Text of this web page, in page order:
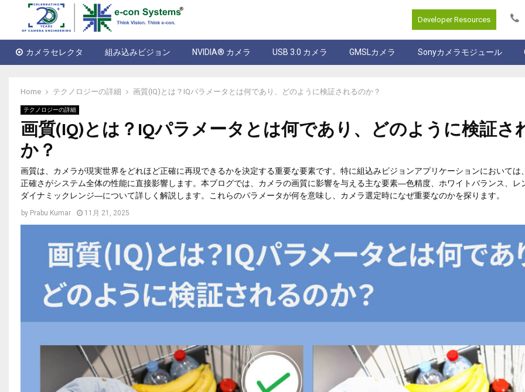
Developer Resources
カメラセレクタ 組み込みビジョン NVIDIA® カメラ USB 3.0 カメラ GMSLカメラ Sonyカメラモジュール
Home テクノロジーの詳細 画質(IQ)とは？IQパラメータとは何であり、どのように検証されるのか？
テクノロジーの詳細
画質(IQ)とは？IQパラメータとは何であり、どのように検証さ
か？
画質は、カメラが現実世界をどれほど正確に再現できるかを決定する重要な要素です。特に組込みビジョンアプリケーションにおいては
正確さがシステム全体の性能に直接影響します。本ブログでは、カメラの画質に影響を与える主な要素―色精度、ホワイトバランス、レ
ダイナミックレンジ―について詳しく解説します。これらのパラメータが何を意味し、カメラ選定時になぜ重要なのかを探ります。
by Prabu Kumar 11月 21, 2025